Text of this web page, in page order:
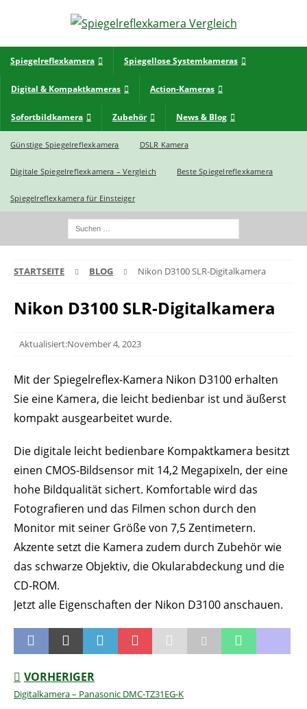
Spiegelreflexkamera Spiegellose Systemkameras
Digital & Kompaktkameras Action-Kameras
Sofortbildkamera Zubehör News & Blog
Günstige Spiegelreflexkamera DSLR Kamera
Digitale Spiegelreflexkamera – Vergleich Beste Spiegelreflexkamera
Spiegelreflexkamera für Einsteiger
STARTSEITE BLOG Nikon D3100 SLR-Digitalkamera
Nikon D3100 SLR-Digitalkamera
Aktualisiert:November 4, 2023
Mit der Spiegelreflex-Kamera Nikon D3100 erhalten
Sie eine Kamera, die leicht bedienbar ist und äußerst
kompakt ausgearbeitet wurde.
Die digitale leicht bedienbare Kompaktkamera besitzt
einen CMOS-Bildsensor mit 14,2 Megapixeln, der eine
hohe Bildqualität sichert. Komfortable wird das
Fotografieren und das Filmen schon durch den
Monitor mit seiner Größe von 7,5 Zentimetern.
Akzente setzt die Kamera zudem durch Zubehör wie
das schwarze Objektiv, die Okularabdeckung und die
CD-ROM.
Jetzt alle Eigenschaften der Nikon D3100 anschauen.
VORHERIGER
Digitalkamera – Panasonic DMC-TZ31EG-K